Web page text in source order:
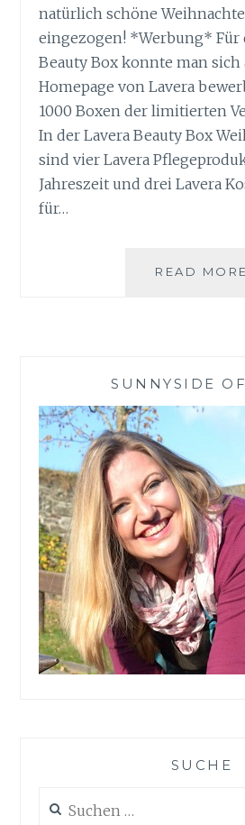
natürlich schöne
eingezogen! *Werbung* Für
Beauty Box konnte man sich
Homepage von Lavera
1000 Boxen der limitierten
In der Lavera Beauty Box
sind vier Lavera
Jahreszeit und drei Lavera
für…
READ MORE
SUNNYSIDE
SUCHE
nach: